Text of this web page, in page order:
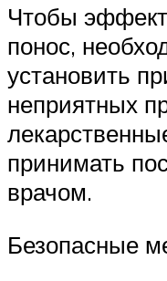
Чтобы
понос,
установить
неприятных
принимать
врачом.
Безопасные